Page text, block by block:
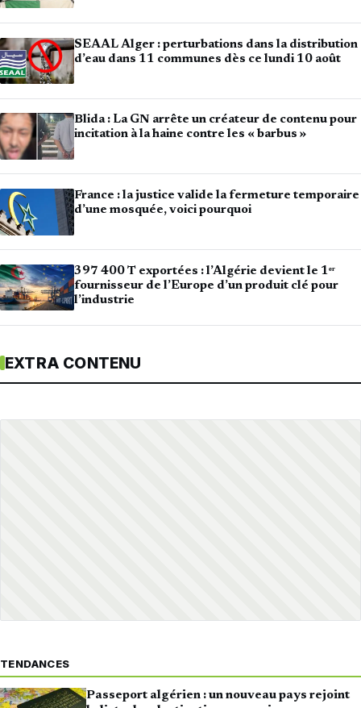
SEAAL Alger : perturbations dans la distribution
d’eau dans 11 communes dès ce lundi 10 août
Blida : La GN arrête un créateur de contenu pour
incitation à la haine contre les « barbus »
France : la justice valide la fermeture temporaire
d’une mosquée, voici pourquoi
397 400 T exportées : l’Algérie devient le 1ᵉʳ
fournisseur de l’Europe d’un produit clé pour
l’industrie
EXTRA CONTENU
TENDANCES
Passeport algérien : un nouveau pays rejoint